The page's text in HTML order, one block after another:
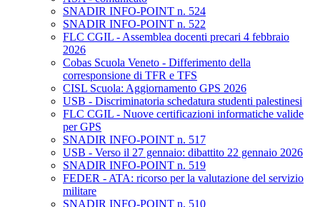
SNADIR INFO-POINT n. 524
SNADIR INFO-POINT n. 522
FLC CGIL - Assemblea docenti precari 4 febbraio
2026
Cobas Scuola Veneto - Differimento della
corresponsione di TFR e TFS
CISL Scuola: Aggiornamento GPS 2026
USB - Discriminatoria schedatura studenti palestinesi
FLC CGIL - Nuove certificazioni informatiche valide
per GPS
SNADIR INFO-POINT n. 517
USB - Verso il 27 gennaio: dibattito 22 gennaio 2026
SNADIR INFO-POINT n. 519
FEDER - ATA: ricorso per la valutazione del servizio
militare
SNADIR INFO-POINT n. 510